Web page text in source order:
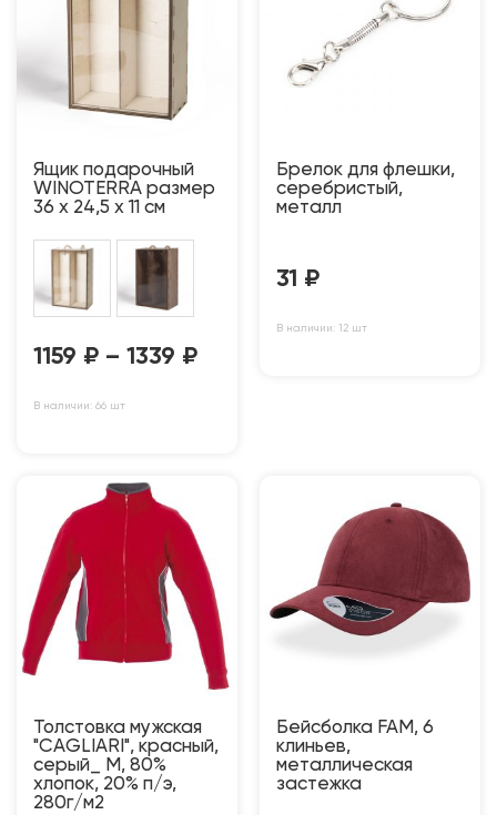
Ящик подарочный
WINOTERRA размер
36 х 24,5 х 11 см
1159 ₽ – 1339 ₽
В наличии: 66 шт
Брелок для флешки,
серебристый,
металл
31 ₽
В наличии: 12 шт
Толстовка мужская
"CAGLIARI", красный,
серый_ M, 80%
хлопок, 20% п/э,
280г/м2
Бейсболка FAM, 6
клиньев,
металлическая
застежка